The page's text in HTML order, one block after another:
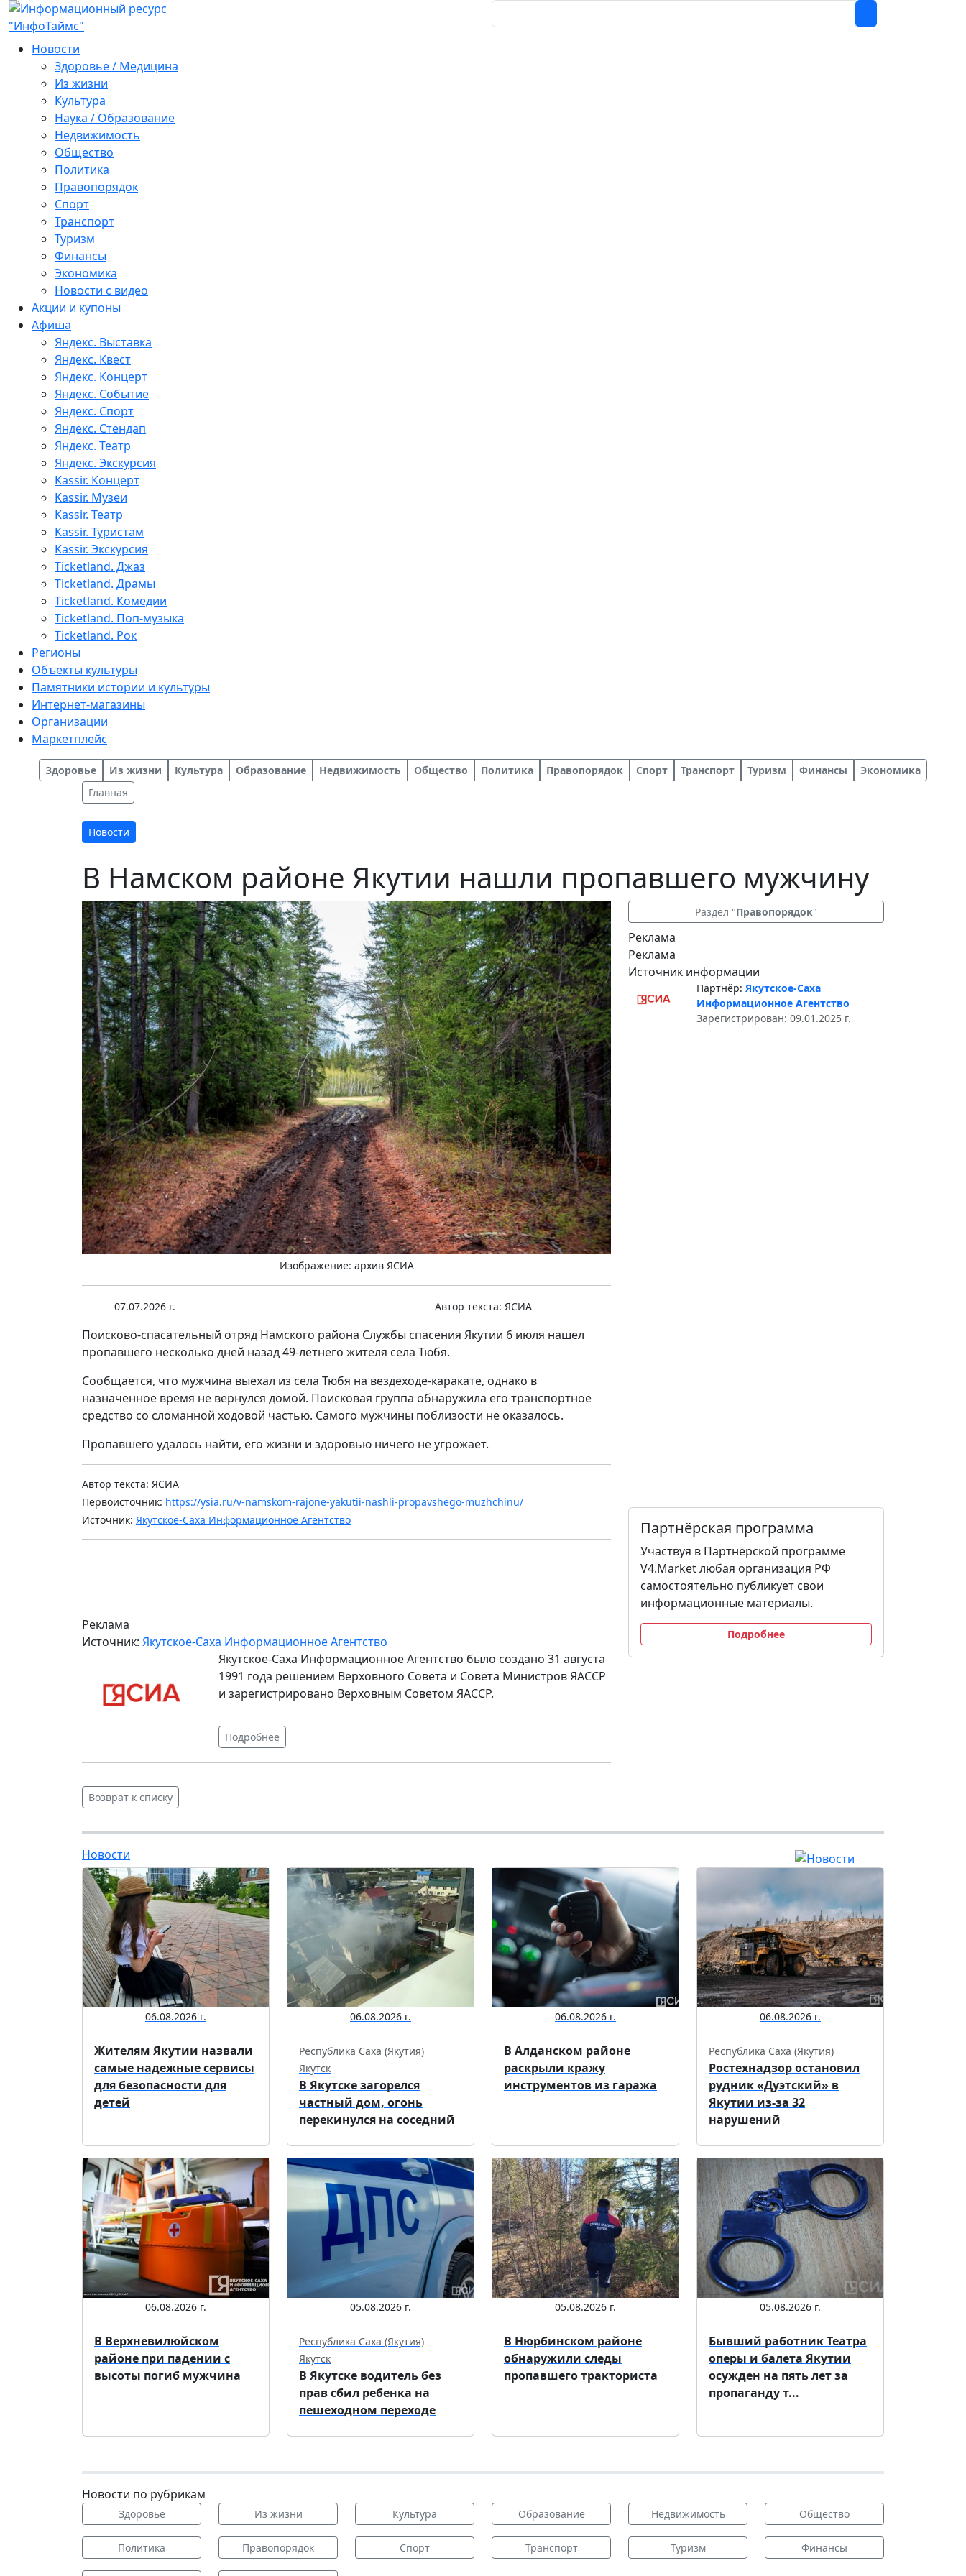
Новости
Здоровье / Медицина
Из жизни
Культура
Наука / Образование
Недвижимость
Общество
Политика
Правопорядок
Спорт
Транспорт
Туризм
Финансы
Экономика
Новости с видео
Акции и купоны
Афиша
Яндекс. Выставка
Яндекс. Квест
Яндекс. Концерт
Яндекс. Событие
Яндекс. Спорт
Яндекс. Стендап
Яндекс. Театр
Яндекс. Экскурсия
Kassir. Концерт
Kassir. Музеи
Kassir. Театр
Kassir. Туристам
Kassir. Экскурсия
Ticketland. Джаз
Ticketland. Драмы
Ticketland. Комедии
Ticketland. Поп-музыка
Ticketland. Рок
Регионы
Объекты культуры
Памятники истории и культуры
Интернет-магазины
Организации
Маркетплейс
Здоровье Из жизни Культура Образование Недвижимость Общество Политика Правопорядок Спорт Транспорт Туризм Финансы
Экономика
Главная
Новости
В Намском районе Якутии нашли пропавшего мужчину
Изображение: архив ЯСИА
07.07.2026 г. Автор текста: ЯСИА
Поисково-спасательный отряд Намского района Службы спасения Якутии 6 июля нашел
пропавшего несколько дней назад 49-летнего жителя села Тюбя.
Сообщается, что мужчина выехал из села Тюбя на вездеходе-каракате, однако в
назначенное время не вернулся домой. Поисковая группа обнаружила его транспортное
средство со сломанной ходовой частью. Самого мужчины поблизости не оказалось.
Пропавшего удалось найти, его жизни и здоровью ничего не угрожает.
Автор текста: ЯСИА
Первоисточник: https://ysia.ru/v-namskom-rajone-yakutii-nashli-propavshego-muzhchinu/
Источник: Якутское-Саха Информационное Агентство
Реклама
Источник: Якутское-Саха Информационное Агентство
Якутское-Саха Информационное Агентство было создано 31 августа
1991 года решением Верховного Совета и Совета Министров ЯАССР
и зарегистрировано Верховным Советом ЯАССР.
Подробнее
Раздел "Правопорядок"
Реклама
Реклама
Источник информации
Партнёр: Якутское-Саха
Информационное Агентство
Зарегистрирован: 09.01.2025 г.
Партнёрская программа
Участвуя в Партнёрской программе
V4.Market любая организация РФ
самостоятельно публикует свои
информационные материалы.
Подробнее
Возврат к списку
Новости
06.08.2026 г.
Жителям Якутии назвали
самые надежные сервисы
для безопасности для
детей
06.08.2026 г.
Республика Саха (Якутия)
Якутск
В Якутске загорелся
частный дом, огонь
перекинулся на соседний
06.08.2026 г.
В Алданском районе
раскрыли кражу
инструментов из гаража
06.08.2026 г.
Республика Саха (Якутия)
Ростехнадзор остановил
рудник «Дуэтский» в
Якутии из-за 32
нарушений
06.08.2026 г.
В Верхневилюйском
районе при падении с
высоты погиб мужчина
05.08.2026 г.
Республика Саха (Якутия)
Якутск
В Якутске водитель без
прав сбил ребенка на
пешеходном переходе
05.08.2026 г.
В Нюрбинском районе
обнаружили следы
пропавшего тракториста
05.08.2026 г.
Бывший работник Театра
оперы и балета Якутии
осужден на пять лет за
пропаганду т...
Новости по рубрикам
Здоровье Из жизни Культура Образование Недвижимость Общество
Политика Правопорядок Спорт Транспорт Туризм Финансы